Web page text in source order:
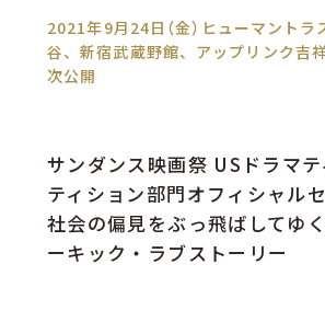
2021年9月24日（金）ヒューマントラ
谷、新宿武蔵野館、アップリンク吉
次公開
サンダンス映画祭 USドラマ
ティション部門オフィシャル
社会の偏見をぶっ飛ばしてゆ
ーキック・ラブストーリー